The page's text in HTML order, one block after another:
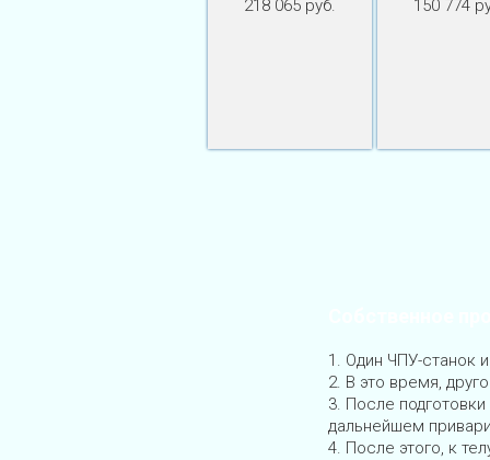
218 065 руб.
150 774
Один ЧПУ-станок
В это время,
После
дальнейшем
После этого, к